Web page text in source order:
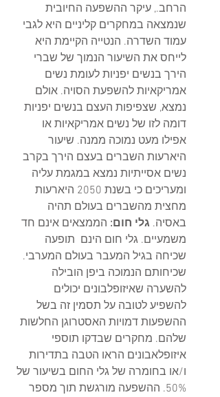
הרחב., עיקר ההשפעה החיובית
שנמצאה במחקרים קליניים היא לגבי
עמוד השדרה. הנטייה הקיימת היא
לייחס את השיעור הנמוך של שברי
הירך בנשים יפניות לעומת נשים
אמריקאיות להשפעת הסויה. אולם
נמצא, שצפיפות העצם בנשים יפניות
דומה לזו של נשים אמריקאיות או
אפילו מעט נמוכה ממנה. שיעור
היארעות השברים בעצם הירך בקרב
נשים אסייתיות נמצא במגמת עליה
ומעריכים כי בשנת 2050 היארעות
מחצית מהשברים בעולם תהיה
באסיה. גלי חום: הממצאים אינם חד
משמעיים. גלי חום הינם  תופעה
שכיחה בגיל המעבר בעולם המערבי.
שכיחותם הנמוכה ביפן הובילה
להשערה שאיזופלבונים יכולים
להשפיע לטובה על תסמין זה בשל
ההשפעות דמויות האסטרוגן החלשות
שלהם. מחקרים שבדקו תוספי
איזופלאבונים הראו הטבה בתדירות
ו/או בחומרה של גלי החום בשיעור של
50%. ההשפעה מורגשת תוך מספר